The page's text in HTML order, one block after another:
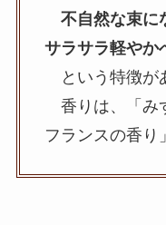
不自然な束に
サラサラ軽やか
という特徴が
香りは、「み
フランスの香り